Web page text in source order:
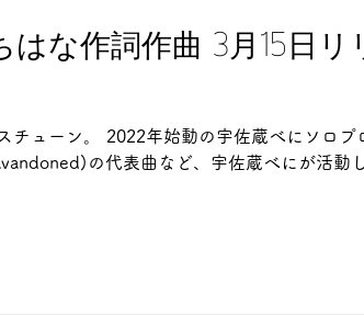
な作詞作曲 3月15日リ
ューン。 2022年始動の宇佐蔵べにソロプ
の代表曲など、宇佐蔵べにが活動